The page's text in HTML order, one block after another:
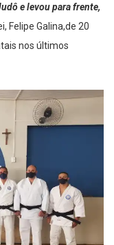
e levou para frente,
Felipe Galina,de 20
nos últimos